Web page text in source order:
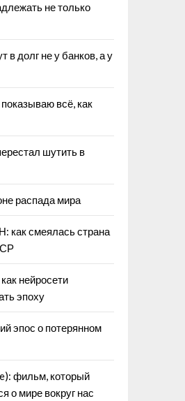
не только
в долг не у банков, а у
всё, как
шутить в
распада мира
как смеялась страна
нейросети
эпоху
эпос о потерянном
фильм, который
о мире вокруг нас